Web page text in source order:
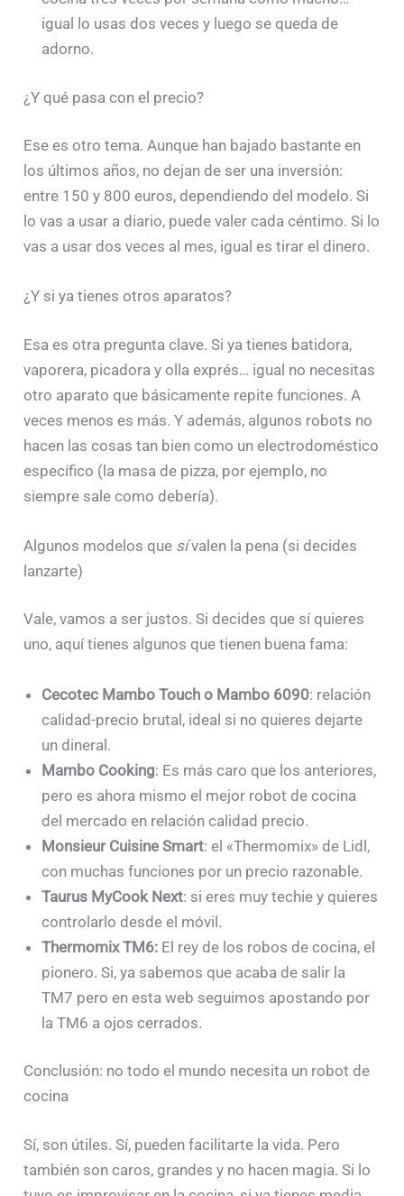
igual lo usas dos veces y luego se queda de
adorno.
¿Y qué pasa con el precio?
Ese es otro tema. Aunque han bajado bastante en
los últimos años, no dejan de ser una inversión:
entre 150 y 800 euros, dependiendo del modelo. Si
lo vas a usar a diario, puede valer cada céntimo. Si lo
vas a usar dos veces al mes, igual es tirar el dinero.
¿Y si ya tienes otros aparatos?
Esa es otra pregunta clave. Si ya tienes batidora,
vaporera, picadora y olla exprés… igual no necesitas
otro aparato que básicamente repite funciones. A
veces menos es más. Y además, algunos robots no
hacen las cosas tan bien como un electrodoméstico
específico (la masa de pizza, por ejemplo, no
siempre sale como debería).
Algunos modelos que sívalen la pena (si decides
lanzarte)
Vale, vamos a ser justos. Si decides que sí quieres
uno, aquí tienes algunos que tienen buena fama:
Cecotec Mambo Touch o Mambo 6090: relación
calidad-precio brutal, ideal si no quieres dejarte
un dineral.
Mambo Cooking: Es más caro que los anteriores,
pero es ahora mismo el mejor robot de cocina
del mercado en relación calidad precio.
Monsieur Cuisine Smart: el «Thermomix» de Lidl,
con muchas funciones por un precio razonable.
Taurus MyCook Next: si eres muy techie y quieres
controlarlo desde el móvil.
Thermomix TM6: El rey de los robos de cocina, el
pionero. Si, ya sabemos que acaba de salir la
TM7 pero en esta web seguimos apostando por
la TM6 a ojos cerrados.
Conclusión: no todo el mundo necesita un robot de
cocina
Sí, son útiles. Sí, pueden facilitarte la vida. Pero
también son caros, grandes y no hacen magia. Si lo